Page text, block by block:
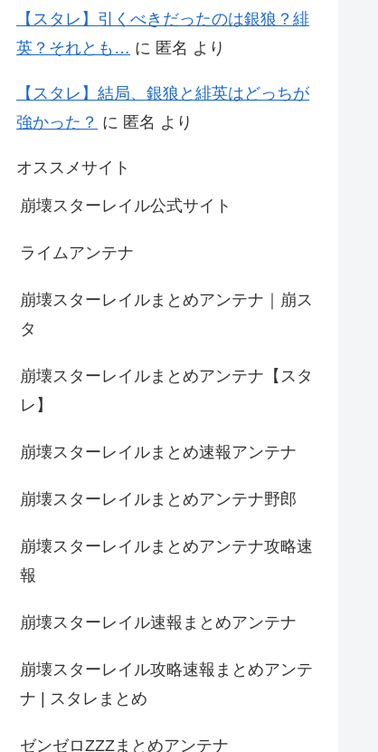
【スタレ】引くべきだったのは銀狼？緋
英？それとも… に 匿名 より
【スタレ】結局、銀狼と緋英はどっちが
強かった？ に 匿名 より
オススメサイト
崩壊スターレイル公式サイト
ライムアンテナ
崩壊スターレイルまとめアンテナ｜崩ス
タ
崩壊スターレイルまとめアンテナ【スタ
レ】
崩壊スターレイルまとめ速報アンテナ
崩壊スターレイルまとめアンテナ野郎
崩壊スターレイルまとめアンテナ攻略速
報
崩壊スターレイル速報まとめアンテナ
崩壊スターレイル攻略速報まとめアンテ
ナ | スタレまとめ
ゼンゼロZZZまとめアンテナ